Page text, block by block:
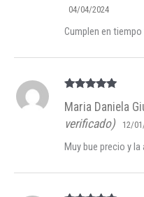
04/04/2024
Cumplen en
5de 5
Maria Daniela
verificado)
12/
Muy bue precio y